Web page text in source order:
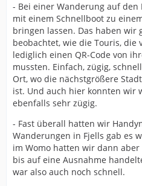
- Bei einer Wanderung auf den
mit einem Schnellboot zu
bringen lassen. Das haben wir
beobachtet, wie die Touris,
lediglich einen QR-Code von
mussten. Einfach, zügig,
Ort, wo die nächstgrößere
ist. Und auch hier konnten wir
ebenfalls sehr zügig.
- Fast überall hatten wir
Wanderungen in Fjells gab es
im Womo hatten wir dann
bis auf eine Ausnahme
war also auch noch schnell.